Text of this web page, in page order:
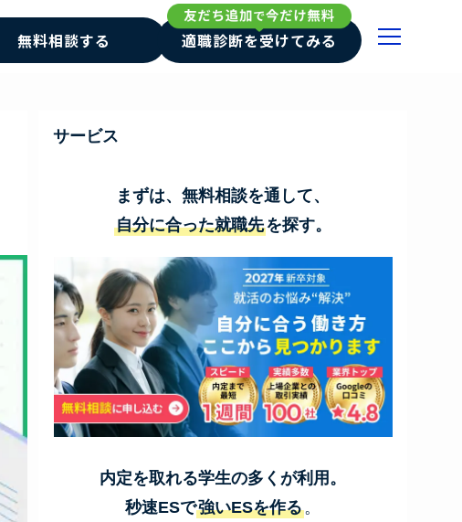
無料相談する 適職診断を受けてみる
サービス
まずは、無料相談を通して、
自分に合った就職先を探す。
内定を取れる学生の多くが利用。
秒速ESで強いESを作る。